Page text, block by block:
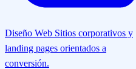
Diseño Web Sitios corporativos y
landing pages orientados a
conversión.